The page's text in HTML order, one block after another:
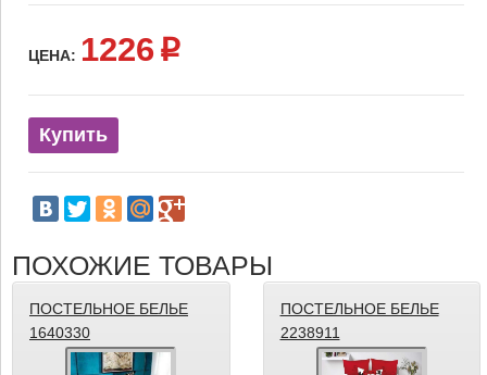
ЦЕНА: 1226 p
Купить
ПОХОЖИЕ ТОВАРЫ
ПОСТЕЛЬНОЕ БЕЛЬЕ
1640330
ПОСТЕЛЬНОЕ БЕЛЬЕ
2238911